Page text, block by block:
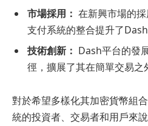
市場採用： 在新興市場的
支付系統的整合提升了
技術創新： Dash平台的發
徑，擴展了其在簡單交易之
對於希望多樣化其加密貨幣組
統的投資者、交易者和用戶來